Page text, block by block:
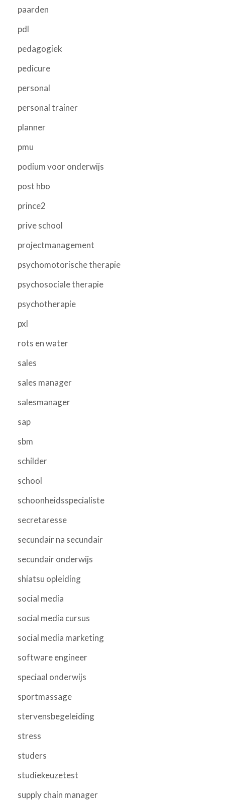
paarden
pdl
pedagogiek
pedicure
personal
personal trainer
planner
pmu
podium voor onderwijs
post hbo
prince2
prive school
projectmanagement
psychomotorische therapie
psychosociale therapie
psychotherapie
pxl
rots en water
sales
sales manager
salesmanager
sap
sbm
schilder
school
schoonheidsspecialiste
secretaresse
secundair na secundair
secundair onderwijs
shiatsu opleiding
social media
social media cursus
social media marketing
software engineer
speciaal onderwijs
sportmassage
stervensbegeleiding
stress
studers
studiekeuzetest
supply chain manager